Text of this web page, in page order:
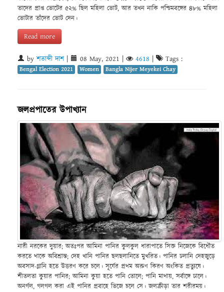
তাদের প্রাপ্ত ভোটের ৫২% ছিল মহিলা ভোট, আর তখন নাকি পশ্চিমবঙ্গের ৪৮% মহিলা
ভোটার তাঁদের ভোট দেন।
Read more
byশতাব্দী দাশ| 08 May, 2021 | 4618 | Tags :
Bengal Election 2021 Women Bangla Nijer Meyekei Chay
জলপ্রপাতের উপাখ্যান
নারী নরকের দুয়ার; অতঃপর আমিনা পানির কুলকুল ধারাপাতে সিক্ত নিজেকে বিধৌত
করতে থাকে অবিশ্রান্ত; দেহ খানি পানির ছলছলানিতে মুখরিত। পানির ঢলানি দেহজুড়ে
অবসাদ-গ্লানি হতে উত্তরণ করে চলে। সূর্যের প্রথম অরুণ কিরণ অংকিত প্রত্যুষে।
শীতলতা কুয়ার পানির; আমিনা কুয়া হতে পানি তোলে; পানি মাথায়, সর্বাঙ্গে ঢালে।
অনর্গল, গলগল করা এই পানির প্রবাহে ভিজে চলে সে। জলক্রীড়া তার শরীরময়।